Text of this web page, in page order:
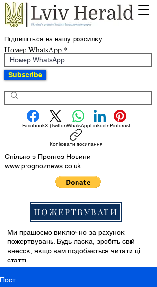
Підпишіться на нашу розсилку
Номер WhatsApp
Subscribe
FacebookX (Twitter)WhatsAppLinkedInPinterest
Копіювати посилання
Спільно з Прогноз Новини
www.prognoznews.co.uk
ПОЖЕРТВУВАТИ
Ми працюємо виключно за рахунок
пожертвувань. Будь ласка, зробіть свій
внесок, якщо вам подобається читати ці
статті.
Пост